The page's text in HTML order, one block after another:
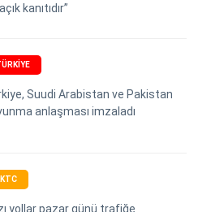
kanıtıdır”
Suudi Arabistan ve Pakistan
anlaşması imzaladı
yollar pazar günü trafiğe